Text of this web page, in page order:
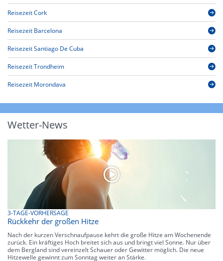
Reisezeit Cork
Reisezeit Barcelona
Reisezeit Santiago De Cuba
Reisezeit Trondheim
Reisezeit Morondava
Wetter-News
3-TAGE-VORHERSAGE
Rückkehr der großen Hitze
Nach der kurzen Verschnaufpause kehrt die große Hitze am Wochenende
zurück. Ein kräftiges Hoch breitet sich aus und bringt viel Sonne. Nur über
dem Bergland sind vereinzelt Schauer oder Gewitter möglich. Die neue
Hitzewelle gewinnt zum Sonntag weiter an Stärke.